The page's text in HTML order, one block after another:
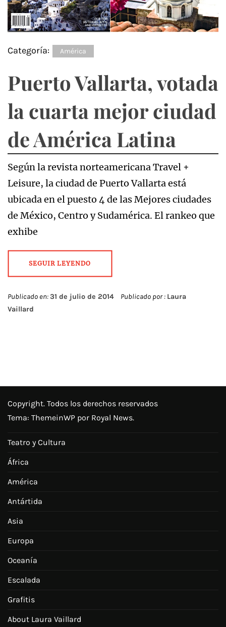
Categoría: América
Puerto Vallarta, votada
la cuarta mejor ciudad
de América Latina
Según la revista norteamericana Travel +
Leisure, la ciudad de Puerto Vallarta está
ubicada en el puesto 4 de las Mejores ciudades
de México, Centro y Sudamérica. El rankeo que
exhibe
SEGUIR LEYENDO
Publicado en:31 de julio de 2014 Publicado por : Laura
Vaillard
Copyright. Todos los derechos reservados
Tema: ThemeinWP por Royal News.
Teatro y Cultura
África
América
Antártida
Asia
Europa
Oceanía
Escalada
Grafitis
About Laura Vaillard